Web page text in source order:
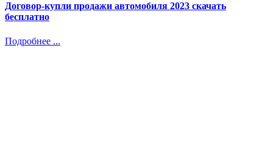
Договор-купли продажи автомобиля 2023 скачать
бесплатно
Подробнее ...